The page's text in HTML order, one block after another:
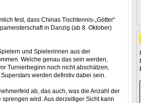
fest, dass Chinas Tischtennis-„Götter“
in Danzig (ab 8. Oktober)
und Spielerinnen aus der
Welche genau das sein werden,
Turnierbeginn noch nicht abschätzen,
werden definitiv dabei sein.
ab, das auch, was die Anzahl der
wird. Aus derzeitiger Sicht kann